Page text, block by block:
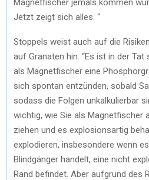
Jetzt zeigt sich alles. “
Stoppels weist auch auf die
auf Granaten hin. “Es ist in der Tat
als Magnetfischer eine
sich spontan entzünden, sobald
sodass die Folgen unkalkulierbar
wichtig, wie Sie als Magnetfischer
ziehen und es explosionsartig
explodieren, insbesondere wenn
Blindgänger handelt, eine nicht
Rand befindet. Aber aufgrund des